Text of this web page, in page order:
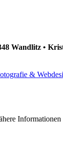
Wandlitz •
&